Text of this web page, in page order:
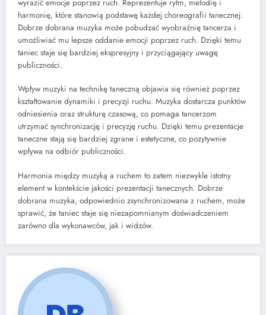
wyrazić emocje poprzez ruch. Reprezentuje rytm, melodię i
harmonię, które stanowią podstawę każdej choreografii tanecznej.
Dobrze dobrana muzyka może pobudzać wyobraźnię tancerza i
umożliwiać mu lepsze oddanie emocji poprzez ruch. Dzięki temu
taniec staje się bardziej ekspresyjny i przyciągający uwagę
publiczności.
Wpływ muzyki na technikę taneczną objawia się również poprzez
kształtowanie dynamiki i precyzji ruchu. Muzyka dostarcza punktów
odniesienia oraz strukturę czasową, co pomaga tancerzom
utrzymać synchronizację i precyzję ruchu. Dzięki temu prezentacje
taneczne stają się bardziej zgrane i estetyczne, co pozytywnie
wpływa na odbiór publiczności.
Harmonia między muzyką a ruchem to zatem niezwykle istotny
element w kontekście jakości prezentacji tanecznych. Dobrze
dobrana muzyka, odpowiednio zsynchronizowana z ruchem, może
sprawić, że taniec staje się niezapomnianym doświadczeniem
zarówno dla wykonawców, jak i widzów.